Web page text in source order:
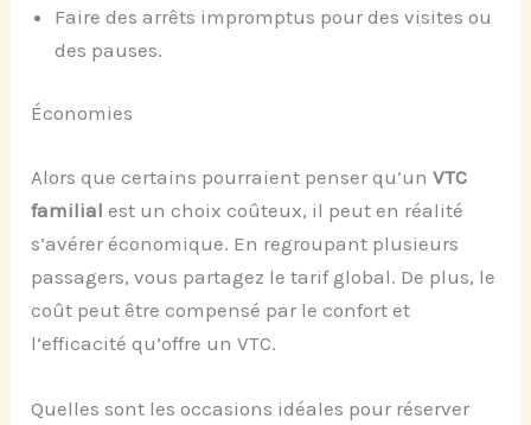
Faire des arrêts impromptus pour des visites ou
des pauses.
Économies
Alors que certains pourraient penser qu’unVTC
familial est un choix coûteux, il peut en réalité
s’avérer économique. En regroupant plusieurs
passagers, vous partagez le tarif global. De plus, le
coût peut être compensé par le confort et
l’efficacité qu’offre un VTC.
Quelles sont les occasions idéales pour réserver